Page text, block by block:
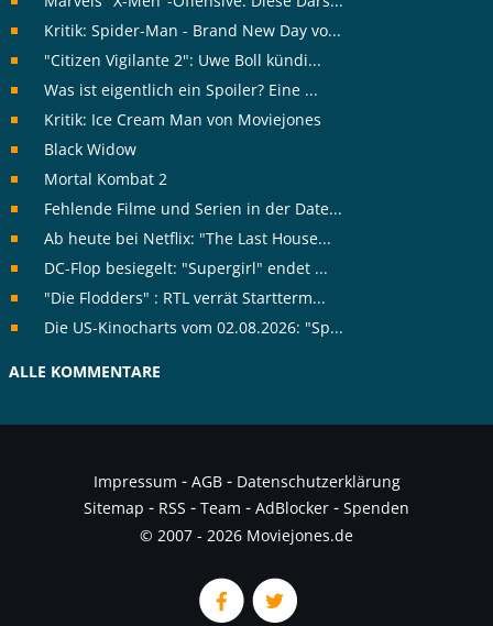
Kritik: Spider-Man - Brand New Day vo...
"Citizen Vigilante 2": Uwe Boll kündi...
Was ist eigentlich ein Spoiler? Eine ...
Kritik: Ice Cream Man von Moviejones
Black Widow
Mortal Kombat 2
Fehlende Filme und Serien in der Date...
Ab heute bei Netflix: "The Last House...
DC-Flop besiegelt: "Supergirl" endet ...
"Die Flodders" : RTL verrät Startterm...
Die US-Kinocharts vom 02.08.2026: "Sp...
ALLE KOMMENTARE
Impressum - AGB- Datenschutzerklärung
Sitemap - RSS - Team - AdBlocker - Spenden
© 2007 - 2026 Moviejones.de